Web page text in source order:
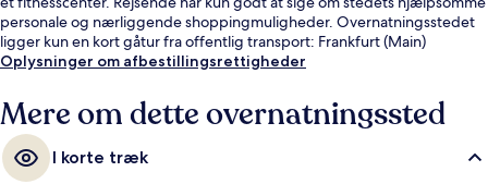
personale og nærliggende shoppingmuligheder. Overnatningsstedet
ligger kun en kort gåtur fra offentlig transport: Frankfurt (Main)
Hauptwache Station er få skridt derfra og Eschenheimer Tor Station
Oplysninger om afbestillingsrettigheder
Mere om dette overnatningssted
I korte træk